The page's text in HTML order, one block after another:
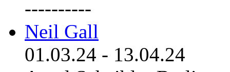
----------
Neil Gall
01.03.24 - 13.04.24